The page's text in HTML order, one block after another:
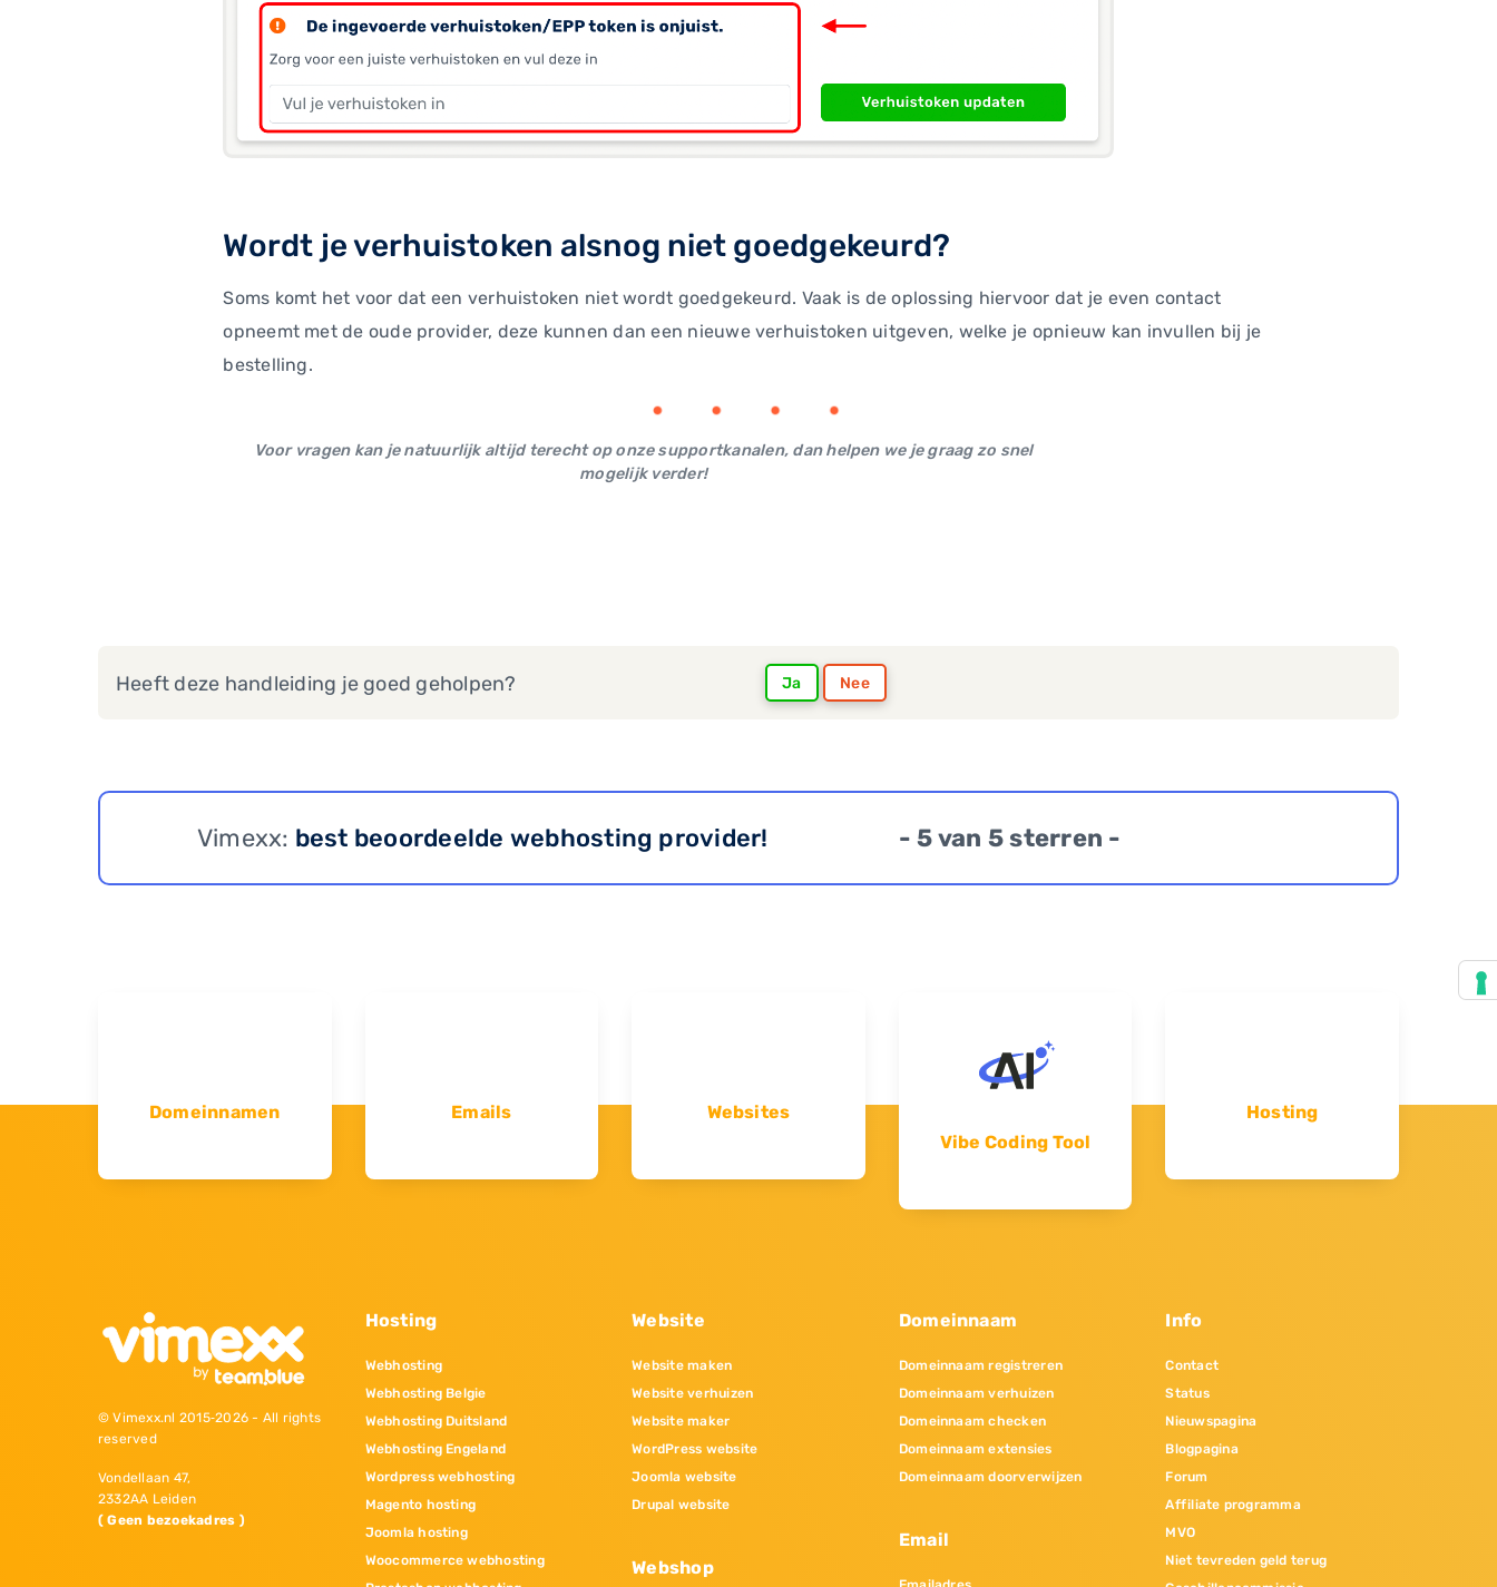
Wordt je verhuistoken alsnog niet goedgekeurd?
Soms komt het voor dat een verhuistoken niet wordt goedgekeurd. Vaak is de oplossing hiervoor dat je even contact
opneemt met de oude provider, deze kunnen dan een nieuwe verhuistoken uitgeven, welke je opnieuw kan invullen bij je
bestelling.
Voor vragen kan je natuurlijk altijd terecht op onze supportkanalen, dan helpen we je graag zo snel
mogelijk verder!
Heeft deze handleiding je goed geholpen? Ja Nee
Vimexx: best beoordeelde webhosting provider! - 5 van 5 sterren -
Domeinnamen Emails
Websites
Vibe Coding Tool
Hosting
© Vimexx.nl 2015‐2026 - All rights
reserved
Vondellaan 47,
2332AA Leiden
( Geen bezoekadres )
Hosting
Webhosting
Webhosting Belgie
Webhosting Duitsland
Webhosting Engeland
Wordpress webhosting
Magento hosting
Joomla hosting
Woocommerce webhosting
Website
Website maken
Website verhuizen
Website maker
WordPress website
Joomla website
Drupal website
Webshop
Domeinnaam
Domeinnaam registreren
Domeinnaam verhuizen
Domeinnaam checken
Domeinnaam extensies
Domeinnaam doorverwijzen
Email
Info
Contact
Status
Nieuwspagina
Blogpagina
Forum
Affiliate programma
MVO
Niet tevreden geld terug